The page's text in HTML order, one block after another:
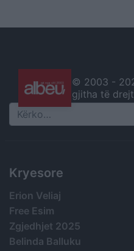
© 2003 -
gjitha të
Search
Kryesore
Erion Veliaj
Free Esim
Zgjedhjet 2025
Belinda Balluku